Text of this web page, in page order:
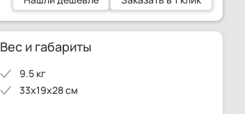
Вес и габариты
9.5 кг
33x19x28 см